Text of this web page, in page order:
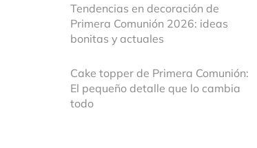
Tendencias en decoración de
Primera Comunión 2026: ideas
bonitas y actuales
Cake topper de Primera Comunión:
El pequeño detalle que lo cambia
todo